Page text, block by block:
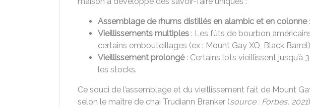
Assemblage de rhums distillés en alambic et en colonne
Vieillissements multiples : Les fûts de bourbon
certains embouteillages (ex : Mount Gay XO, Black
Vieillissement prolongé: Certains lots vieillissent jusqu’à
les stocks.
Ce souci de l’assemblage et du vieillissement fait de Mount
selon le maître de chai Trudiann Branker (source : Forbes, 2021